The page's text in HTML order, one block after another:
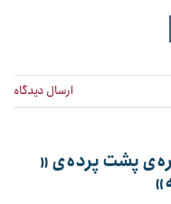
ارسال دیدگاه
پشت پرده‌ی «